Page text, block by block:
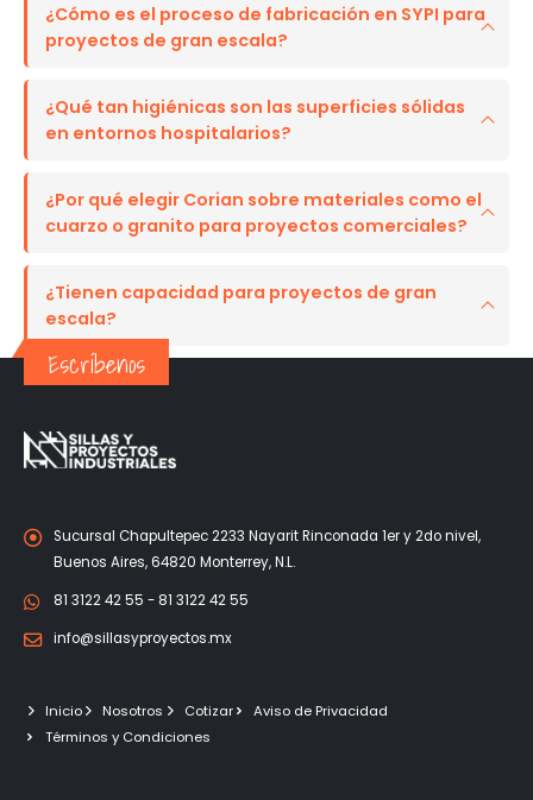
¿Cómo es el proceso de fabricación en SYPI para
proyectos de gran escala?
¿Qué tan higiénicas son las superficies sólidas
en entornos hospitalarios?
¿Por qué elegir Corian sobre materiales como el
cuarzo o granito para proyectos comerciales?
¿Tienen capacidad para proyectos de gran
escala?
Escríbenos
Sucursal Chapultepec 2233 Nayarit Rinconada 1er y 2do nivel,
Buenos Aires, 64820 Monterrey, N.L.
81 3122 42 55 - 81 3122 42 55
info@sillasyproyectos.mx
Inicio Nosotros Cotizar
Aviso de Privacidad
Términos y Condiciones